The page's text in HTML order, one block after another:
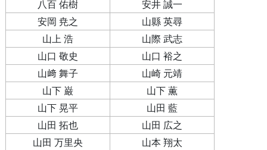
八百 佑樹
安井 誠一
安岡 尭之
山縣 英尋
山上 浩
山際 武志
山口 敬史
山口 裕之
山﨑 舞子
山崎 元靖
山下 巌
山下 薫
山下 晃平
山田 藍
山田 拓也
山田 広之
山田 万里央
山本 翔太